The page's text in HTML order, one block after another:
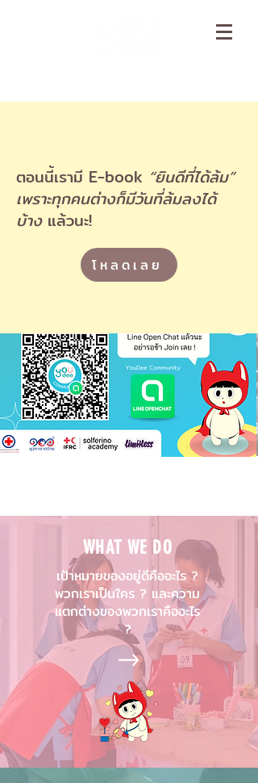
ตอนนี้เรามี E-book “ยินดีที่ได้ล้ม”
เพราะทุกคนต่างก็มีวันที่ล้มลงได้
บ้างแล้วนะ!
โหลดเลย
WHAT WE DO
เป้าหมายของอยู่ดีคืออะไร ?
พวกเราเป็นใคร ? และความ
แตกต่างของพวกเราคืออะไร
?